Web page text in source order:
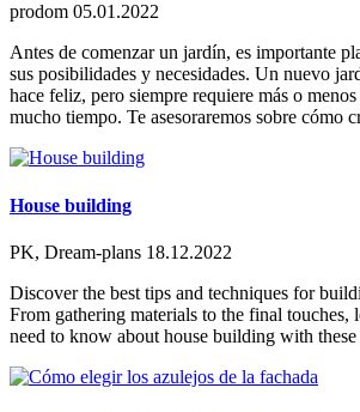
prodom 05.01.2022
Antes de comenzar un jardín, es importante
sus posibilidades y necesidades. Un nuevo
hace feliz, pero siempre requiere más o
mucho tiempo. Te asesoraremos sobre cómo
House building
PK, Dream-plans 18.12.2022
Discover the best tips and techniques for
From gathering materials to the final touches,
need to know about house building with